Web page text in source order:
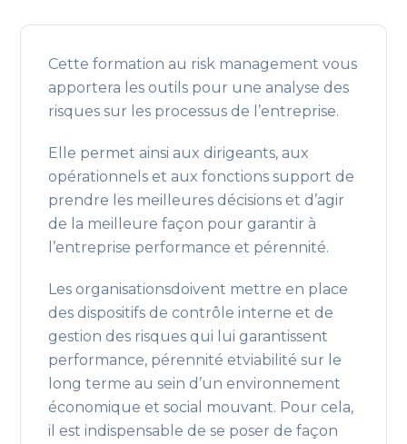
Cette formation au risk management vous
apportera les outils pour une analyse des
risques sur les processus de l’entreprise.
Elle permet ainsi aux dirigeants, aux
opérationnels et aux fonctions support de
prendre les meilleures décisions et d’agir
de la meilleure façon pour garantir à
l’entreprise performance et pérennité.
Les organisationsdoivent mettre en place
des dispositifs de contrôle interne et de
gestion des risques qui lui garantissent
performance, pérennité etviabilité sur le
long terme au sein d’un environnement
économique et social mouvant. Pour cela,
il est indispensable de se poser de façon